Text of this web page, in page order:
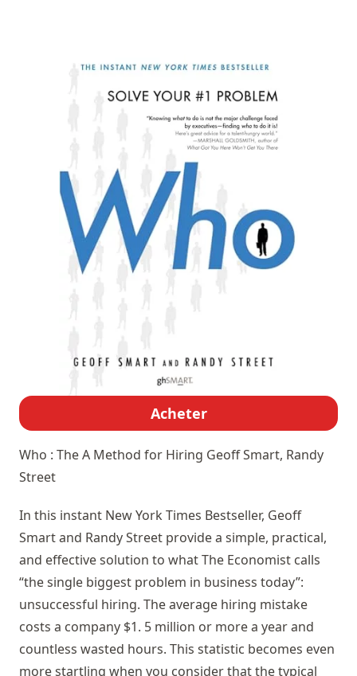
Acheter
Who : The A Method for Hiring Geoff Smart, Randy
Street
In this instant New York Times Bestseller, Geoff
Smart and Randy Street provide a simple, practical,
and effective solution to what The Economist calls
“the single biggest problem in business today”:
unsuccessful hiring. The average hiring mistake
costs a company $1. 5 million or more a year and
countless wasted hours. This statistic becomes even
more startling when you consider that the typical